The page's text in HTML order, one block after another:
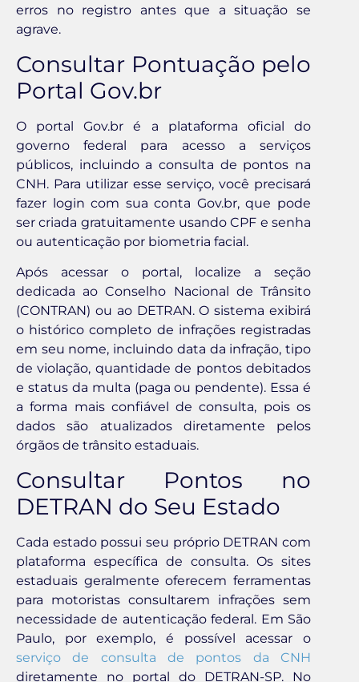
erros no registro antes que a situação se
agrave.
Consultar Pontuação pelo
Portal Gov.br
O portal Gov.br é a plataforma oficial do
governo federal para acesso a serviços
públicos, incluindo a consulta de pontos na
CNH. Para utilizar esse serviço, você precisará
fazer login com sua conta Gov.br, que pode
ser criada gratuitamente usando CPF e senha
ou autenticação por biometria facial.
Após acessar o portal, localize a seção
dedicada ao Conselho Nacional de Trânsito
(CONTRAN) ou ao DETRAN. O sistema exibirá
o histórico completo de infrações registradas
em seu nome, incluindo data da infração, tipo
de violação, quantidade de pontos debitados
e status da multa (paga ou pendente). Essa é
a forma mais confiável de consulta, pois os
dados são atualizados diretamente pelos
órgãos de trânsito estaduais.
Consultar Pontos no
DETRAN do Seu Estado
Cada estado possui seu próprio DETRAN com
plataforma específica de consulta. Os sites
estaduais geralmente oferecem ferramentas
para motoristas consultarem infrações sem
necessidade de autenticação federal. Em São
Paulo, por exemplo, é possível acessar o
serviço de consulta de pontos da CNH
diretamente no portal do DETRAN-SP. No